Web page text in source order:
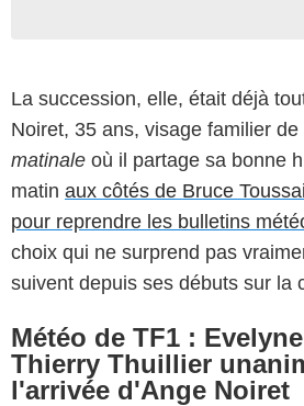
La succession, elle, était déjà
Noiret, 35 ans, visage familier de
matinale où il partage sa bonne
matin aux côtés de Bruce
pour reprendre les bulletins
choix qui ne surprend pas
suivent depuis ses débuts sur la
Météo de TF1 :
Thierry Thuillier
l'arrivée d'Ange Noiret